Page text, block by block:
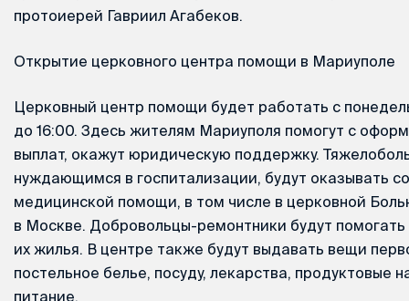
протоиерей Гавриил Агабеков.
Открытие церковного центра помощи в Мариуполе
Церковный центр помощи будет работать с
до 16:00. Здесь жителям Мариуполя помогут с
выплат, окажут юридическую поддержку.
нуждающимся в госпитализации, будут оказывать
медицинской помощи, в том числе в церковной
в Москве. Добровольцы-ремонтники будут
их жилья. В центре также будут выдавать вещи
постельное белье, посуду, лекарства, продуктовые
питание.